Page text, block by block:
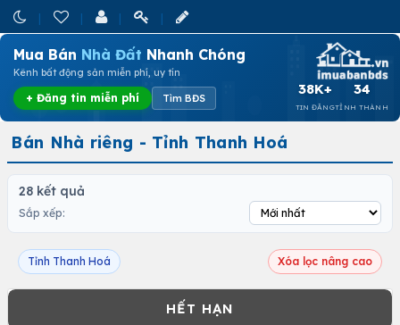
Mua Bán Nhà Đất Nhanh Chóng
Kênh bất động sản miễn phí, uy tín
+ Đăng tin miễn phí Tìm BĐS
38K+
TIN ĐĂNG
34
TỈNH THÀNH
Bán Nhà riêng - Tỉnh Thanh Hoá
28 kết quả
Sắp xếp:
Tỉnh Thanh Hoá Xóa lọc nâng cao